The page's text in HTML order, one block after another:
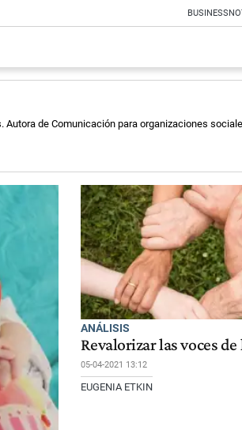
BUSINESS
de Comunicación para organizaciones
ANÁLISIS
Revalorizar las voces de
05-04-2021 13:12
EUGENIA ETKIN